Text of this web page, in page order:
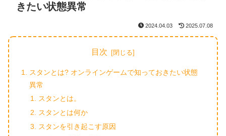
きたい状態異常
2024.04.03 2025.07.08
目次
スタンとは? オンラインゲームで知っておきたい状態
異常
スタンとは。
スタンとは何か
スタンを引き起こす原因